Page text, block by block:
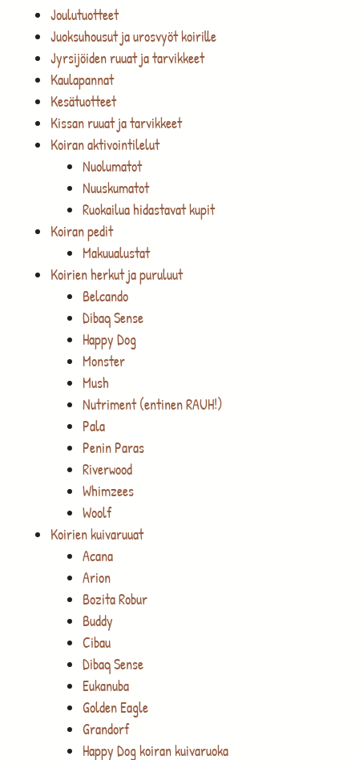
Joulutuotteet
Juoksuhousut ja urosvyöt koirille
Jyrsijöiden ruuat ja tarvikkeet
Kaulapannat
Kesätuotteet
Kissan ruuat ja tarvikkeet
Koiran aktivointilelut
Nuolumatot
Nuuskumatot
Ruokailua hidastavat kupit
Koiran pedit
Makuualustat
Koirien herkut ja puruluut
Belcando
Dibaq Sense
Happy Dog
Monster
Mush
Nutriment (entinen RAUH!)
Pala
Penin Paras
Riverwood
Whimzees
Woolf
Koirien kuivaruuat
Acana
Arion
Bozita Robur
Buddy
Cibau
Dibaq Sense
Eukanuba
Golden Eagle
Grandorf
Happy Dog koiran kuivaruoka